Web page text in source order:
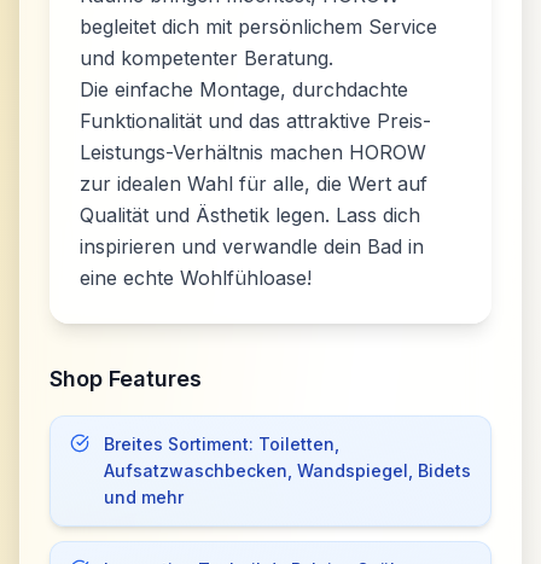
begleitet dich mit persönlichem Service
und kompetenter Beratung.
Die einfache Montage, durchdachte
Funktionalität und das attraktive Preis-
Leistungs-Verhältnis machen HOROW
zur idealen Wahl für alle, die Wert auf
Qualität und Ästhetik legen. Lass dich
inspirieren und verwandle dein Bad in
eine echte Wohlfühloase!
Shop Features
Breites Sortiment: Toiletten,
Aufsatzwaschbecken, Wandspiegel, Bidets
und mehr